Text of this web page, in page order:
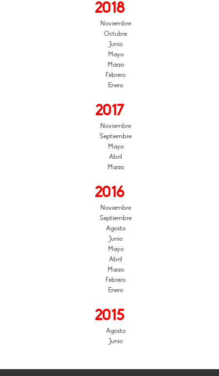
2018
Noviembre
Octubre
Junio
Mayo
Marzo
Febrero
Enero
2017
Noviembre
Septiembre
Mayo
Abril
Marzo
2016
Noviembre
Septiembre
Agosto
Junio
Mayo
Abril
Marzo
Febrero
Enero
2015
Agosto
Junio